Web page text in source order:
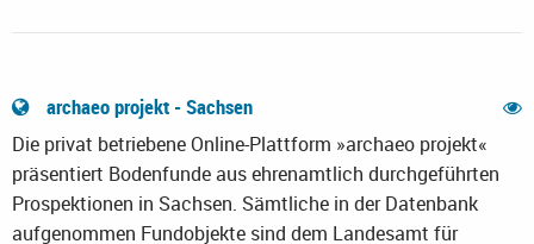
archaeo projekt - Sachsen
Die privat betriebene Online-Plattform »archaeo projekt«
präsentiert Bodenfunde aus ehrenamtlich durchgeführten
Prospektionen in Sachsen. Sämtliche in der Datenbank
aufgenommen Fundobjekte sind dem Landesamt für